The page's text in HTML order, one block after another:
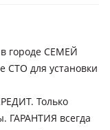
городе СЕМЕЙ
СТО для установки
Только
ГАРАНТИЯ всегда